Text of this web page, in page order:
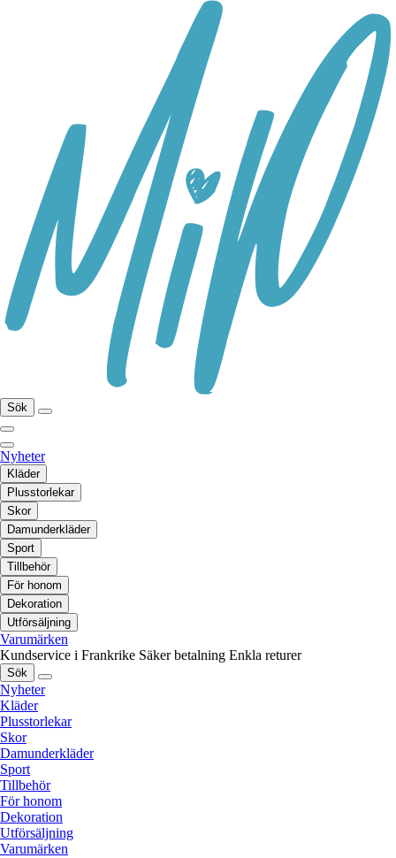
Sök
Nyheter
Kläder
Plusstorlekar
Skor
Damunderkläder
Sport
Tillbehör
För honom
Dekoration
Utförsäljning
Varumärken
Kundservice i Frankrike Säker betalning Enkla returer
Sök
Nyheter
Kläder
Plusstorlekar
Skor
Damunderkläder
Sport
Tillbehör
För honom
Dekoration
Utförsäljning
Varumärken